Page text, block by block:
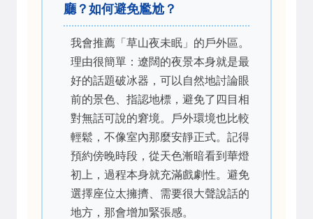
廳？如何避免尷尬？
我會推薦「草山夜未眠」的戶外區。
理由很簡單：遼闊的夜景本身就是最
好的話題破冰器，可以自然地討論眼
前的景色、指認地標，避免了四目相
對無話可說的窘境。戶外環境也比較
輕鬆，不像室內那麼安靜正式。記得
預約傍晚時段，從天色漸暗看到華燈
初上，過程本身就充滿戲劇性。避免
選擇座位太擁擠、需要很大聲說話的
地方，那會增加緊張感。